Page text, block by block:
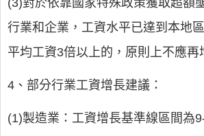
(3)對於依靠國家特殊政策獲取超額
行業和企業，工資水平已達到本地
平均工資3倍以上的，原則上不應再
4、部分行業工資增長建議：
(1)製造業：工資增長基準線區間為